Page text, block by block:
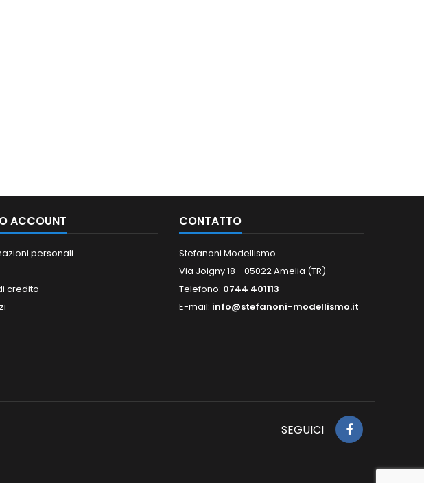
ACCOUNT
personali
credito
CONTATTO
Stefanoni Modellismo
Via Joigny 18 - 05022 Amelia (TR)
Telefono: 0744 401113
E-mail: info@stefanoni-modellismo.it
SEGUICI